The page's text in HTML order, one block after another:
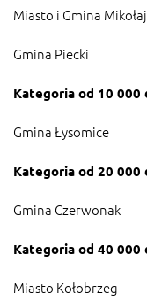
Miasto i Gmina
Gmina Piecki
Kategoria od 10 000
Gmina Łysomice
Kategoria od 20 000
Gmina Czerwonak
Kategoria od 40 000
Miasto Kołobrzeg